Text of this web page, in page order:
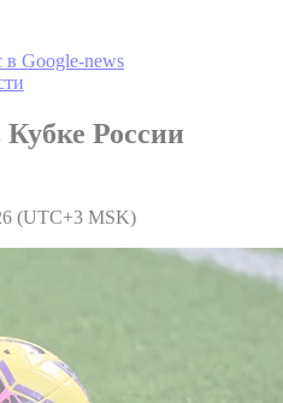
Google-news
России
(UTC+3 MSK)